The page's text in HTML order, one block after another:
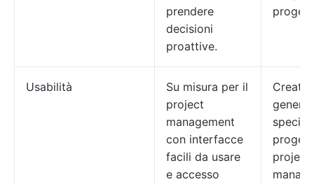
prendere
decisioni
proattive.
Usabilità
Su misura per il
project
management
con interfacce
facili da usare
e accesso
Creato
project